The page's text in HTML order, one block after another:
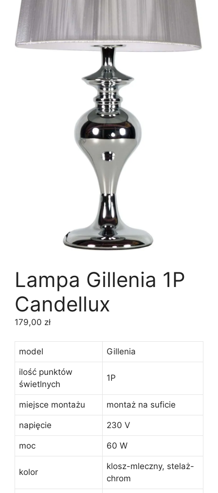
Lampa Gillenia 1P
Candellux
179,00 zł
model Gillenia
ilość punktów
świetlnych
1P
miejsce montażu montaż na suficie
napięcie 230 V
moc 60 W
kolor
klosz-mleczny, stelaż-
chrom